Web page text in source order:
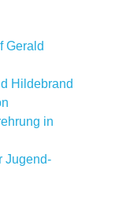
Gerald
Hildebrand
in
Jugend-